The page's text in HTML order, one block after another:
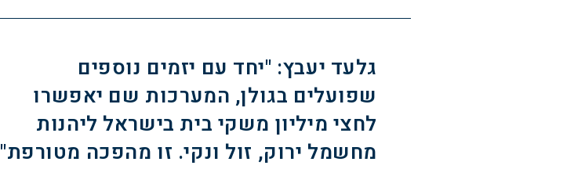
גלעד יעבץ: "יחד עם יזמים נוספים
שפועלים בגולן, המערכות שם יאפשרו
לחצי מיליון משקי בית בישראל ליהנות
מחשמל ירוק, זול ונקי. זו מהפכה מטורפת"